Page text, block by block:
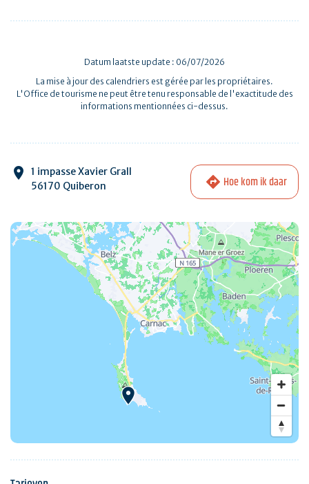
Datum laatste update : 06/07/2026
La mise à jour des calendriers est gérée par les propriétaires.
L'Office de tourisme ne peut être tenu responsable de l'exactitude des
informations mentionnées ci-dessus.
1 impasse Xavier Grall
56170 Quiberon
Hoe kom ik daar